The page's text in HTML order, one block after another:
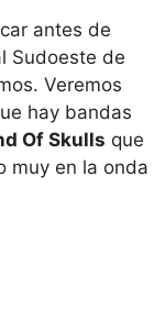
antes de
Sudoeste de
Veremos
hay bandas
Of Skulls que
muy en la onda